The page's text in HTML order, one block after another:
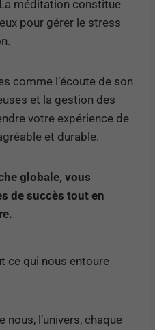
méditation constitue
pour gérer le stress
comme l’écoute de son
et la gestion des
votre expérience de
et durable.
globale, vous
de succès tout en
ce qui nous entoure
l’univers, chaque